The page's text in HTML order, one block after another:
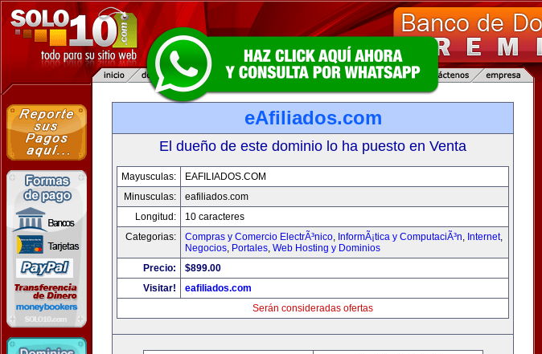
eAfiliados.com
El dueño de este dominio lo ha puesto en Venta
Mayusculas:
EAFILIADOS.COM
Minusculas:
eafiliados.com
Longitud:
10 caracteres
Categorias:
Compras y Comercio ElectrÃ³nico, InformÃ¡tica y ComputaciÃ³n, Internet,
Negocios, Portales, Web Hosting y Dominios
Precio:
$899.00
Visitar!
eafiliados.com
Serán consideradas ofertas